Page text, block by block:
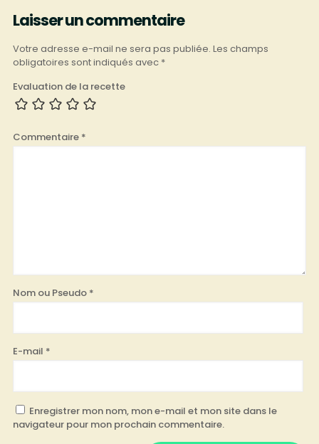
Laisser un commentaire
Votre adresse e-mail ne sera pas publiée. Les champs
obligatoires sont indiqués avec *
Evaluation de la recette
Commentaire *
Nom ou Pseudo *
E-mail *
Enregistrer mon nom, mon e-mail et mon site dans le
navigateur pour mon prochain commentaire.